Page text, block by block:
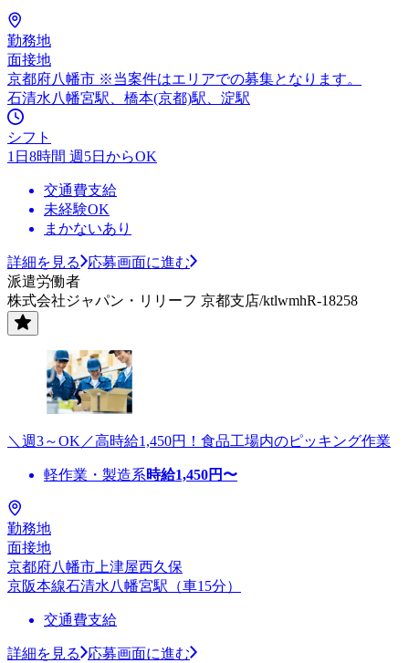
勤務地
面接地
京都府八幡市 ※当案件はエリアでの募集となります。
石清水八幡宮駅、橋本(京都)駅、淀駅
シフト
1日8時間 週5日からOK
交通費支給
未経験OK
まかないあり
詳細を見る
応募画面に進む
派遣労働者
株式会社ジャパン・リリーフ 京都支店/ktlwmhR-18258
＼週3～OK／高時給1,450円！食品工場内のピッキング作業
軽作業・製造系時給1,450円〜
勤務地
面接地
京都府八幡市上津屋西久保
京阪本線石清水八幡宮駅（車15分）
交通費支給
詳細を見る
応募画面に進む